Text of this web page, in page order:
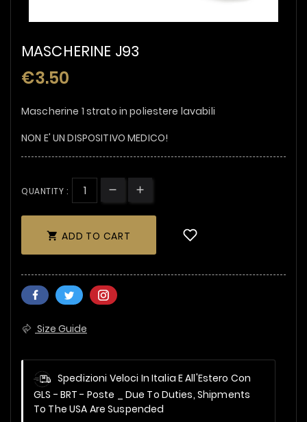
MASCHERINE J93
€3.50
Mascherine 1 strato in poliestere lavabili
NON E' UN DISPOSITIVO MEDICO!
QUANTITY :
 ADD TO CART
Size Guide
Spedizioni Veloci In Italia E All'Estero Con
GLS - BRT - Poste _ Due To Duties, Shipments
To The USA Are Suspended